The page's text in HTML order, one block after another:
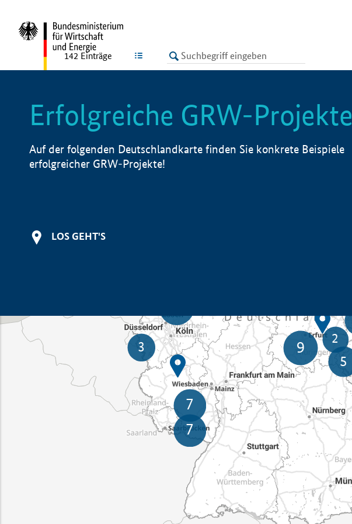
LISTE
142 Einträge
Erfolgreiche GRW-Projekte
Auf der folgenden Deutschlandkarte finden Sie konkrete Beispiele
erfolgreicher GRW-Projekte!
LOS GEHT'S